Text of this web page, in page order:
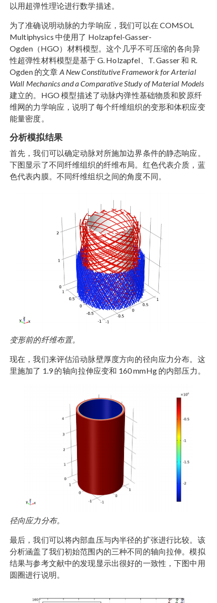
以用超弹性理论进行数学描述。
为了准确说明动脉的力学响应，我们可以在 COMSOL
Multiphysics 中使用了 Holzapfel-Gasser-
Ogden（HGO）材料模型。这个几乎不可压缩的各向异
性超弹性材料模型是基于 G. Holzapfel、T. Gasser 和 R.
Ogden 的文章 A New Constitutive Framework for Arterial
Wall Mechanics and a Comparative Study of Material Models
建立的。HGO 模型描述了动脉内弹性基础物质和胶原纤
维网的力学响应，说明了每个纤维组织的变形和体积应变
能量密度。
分析模拟结果
首先，我们可以确定动脉对所施加边界条件的静态响应。
下图显示了不同纤维组织的纤维布局。红色代表介质，蓝
色代表内膜。不同纤维组织之间的角度不同。
变形前的纤维布置。
现在，我们来评估沿动脉壁厚度方向的径向应力分布。这
里施加了 1.9 的轴向拉伸应变和 160 mmHg 的内部压力。
径向应力分布。
最后，我们可以将内部血压与内半径的扩张进行比较。该
分析涵盖了我们初始范围内的三种不同的轴向拉伸。模拟
结果与参考文献中的发现显示出很好的一致性，下图中用
圆圈进行说明。